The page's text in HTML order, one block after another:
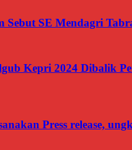
Sebut SE Mendagri
Kepri 2024 Dibalik
Press release,